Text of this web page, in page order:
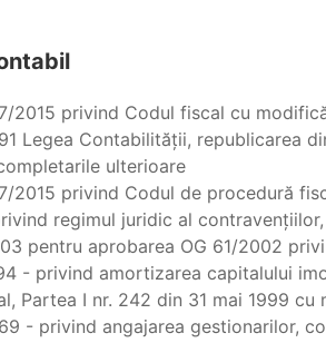
2015 privind Codul fiscal cu
Legea Contabilităţii, republicarea
ulterioare
2015 privind Codul de procedură
regimul juridic al
pentru aprobarea OG 61/2002
- privind amortizarea capitalului
Partea I nr. 242 din 31 mai 1999
- privind angajarea gestionarilor,